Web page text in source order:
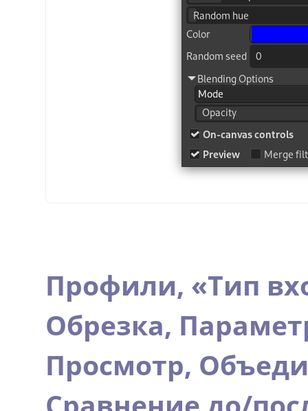
Профили, «Тип
Обрезка,
Просмотр,